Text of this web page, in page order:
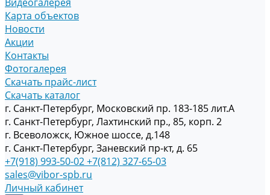
Карта объектов
Новости
Акции
Контакты
Фотогалерея
Скачать прайс-лист
Скачать каталог
г. Санкт-Петербург, Московский пр. 183-185 лит.А
г. Санкт-Петербург, Лахтинский пр., 85, корп. 2
г. Всеволожск, Южное шоссе, д.148
г. Санкт-Петербург, Заневский пр-кт, д. 65
+7(918) 993-50-02+7(812) 327-65-03
sales@vibor-spb.ru
Личный кабинет